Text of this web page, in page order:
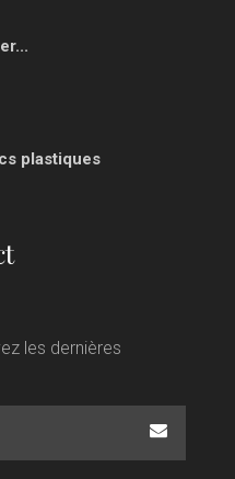
plastiques
les dernières